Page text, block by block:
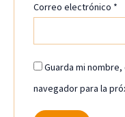
Correo electrónico *
Guarda mi
navegador para la